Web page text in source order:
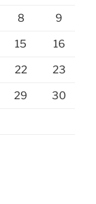
8 9
15 16
22 23
29 30